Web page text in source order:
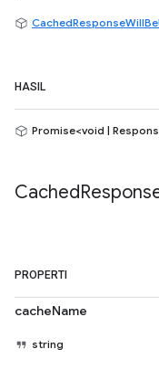
HASIL
Promise<void |
Cached
PROPERTI
cacheName
string